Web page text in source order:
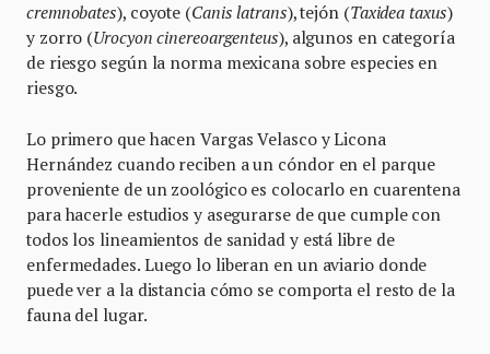
cremnobates), coyote (Canis latrans), tejón (Taxidea taxus)
y zorro (Urocyon cinereoargenteus), algunos en categoría
de riesgo según la norma mexicana sobre especies en
riesgo.
Lo primero que hacen Vargas Velasco y Licona
Hernández cuando reciben a un cóndor en el parque
proveniente de un zoológico es colocarlo en cuarentena
para hacerle estudios y asegurarse de que cumple con
todos los lineamientos de sanidad y está libre de
enfermedades. Luego lo liberan en un aviario donde
puede ver a la distancia cómo se comporta el resto de la
fauna del lugar.